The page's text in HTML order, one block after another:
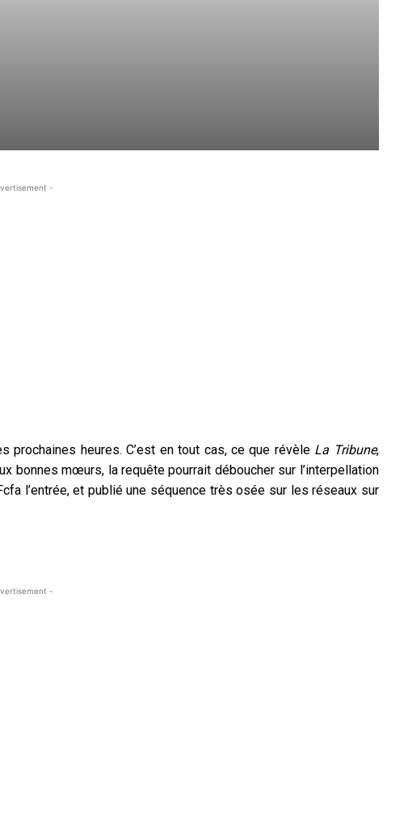
-
prochaines heures. C’est en tout cas, ce que révèle La Tribune,
bonnes mœurs, la requête pourrait déboucher sur l’interpellation
l’entrée, et publié une séquence très osée sur les réseaux sur
-